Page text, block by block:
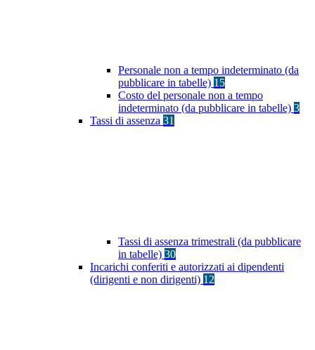
Personale non a tempo indeterminato (da
pubblicare in tabelle) 15
Costo del personale non a tempo
indeterminato (da pubblicare in tabelle) 3
Tassi di assenza 31
Tassi di assenza trimestrali (da pubblicare
in tabelle) 30
Incarichi conferiti e autorizzati ai dipendenti
(dirigenti e non dirigenti) 12